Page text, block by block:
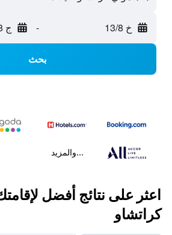
خ 13/8 - ج 14/8
بحث
...والمزيد
اعثر على نتائج أفضل
كراتشاو